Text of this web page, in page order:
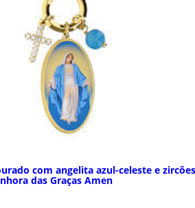
com angelita azul-celeste e zircões
das Graças Amen